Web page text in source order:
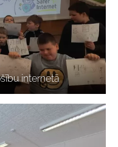
internetā